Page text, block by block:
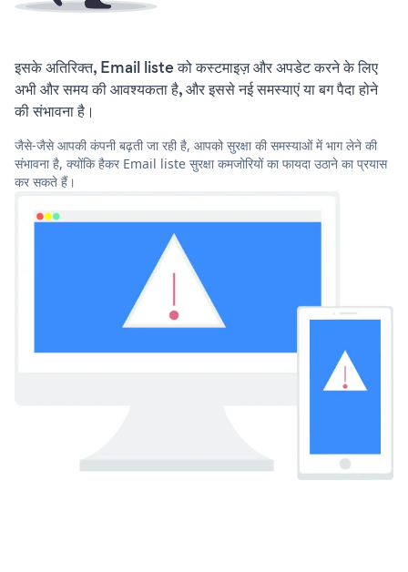
इसके अतिरिक्त, Email liste को कस्टमाइज़ और अपडेट करने के लिए
अभी और समय की आवश्यकता है, और इससे नई समस्याएं या बग पैदा होने
की संभावना है।
जैसे-जैसे आपकी कंपनी बढ़ती जा रही है, आपको सुरक्षा की समस्याओं में भाग लेने की
संभावना है, क्योंकि हैकर Email liste सुरक्षा कमजोरियों का फायदा उठाने का प्रयास
कर सकते हैं।